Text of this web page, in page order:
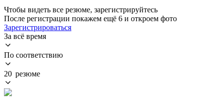
Чтобы видеть все резюме, зарегистрируйтесь
После регистрации покажем ещё 6 и откроем фото
Зарегистрироваться
За всё время
По соответствию
20 резюме